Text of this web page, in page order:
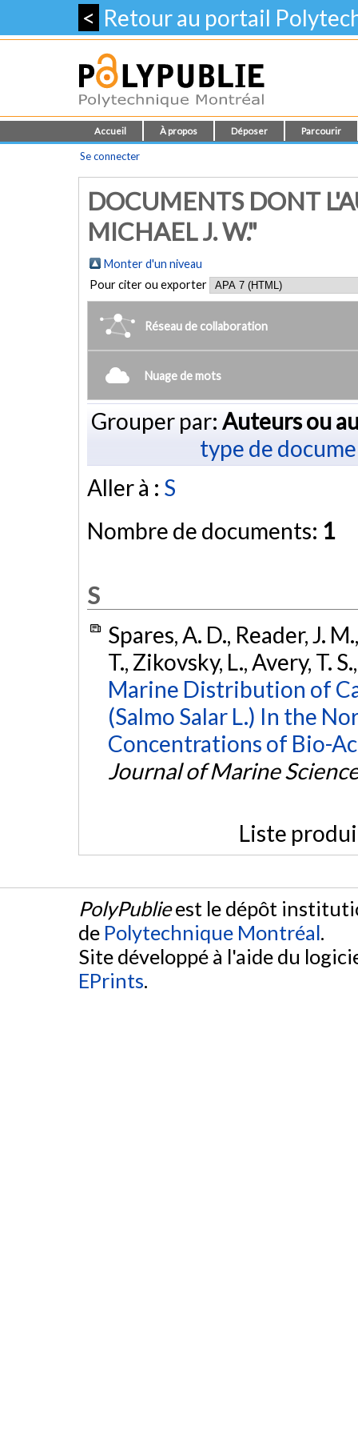
< Retour au portail
Accueil À propos Déposer Parcourir
Se connecter
DOCUMENTS DONT
MICHAEL J. W."
Monter d'un niveau
Pour citer ou exporter
Réseau de collaboration
Nuage de mots
Grouper par: Auteurs ou
type de
Aller à : S
Nombre de documents: 1
S
Spares, A. D., Reader, J.
T., Zikovsky, L., Avery, T.
Marine Distribution of
(Salmo Salar L.) In the
Concentrations of Bio-
Journal of Marine
Liste
PolyPublieest le dépôt
de Polytechnique Montréal.
Site développé à l'aide du
EPrints.